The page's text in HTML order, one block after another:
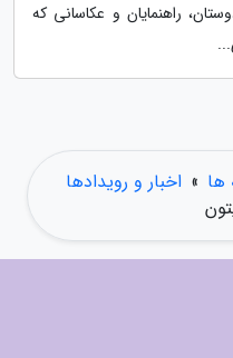
راهنمایان و عکاسانی که
ها » اخبار و رویدادها